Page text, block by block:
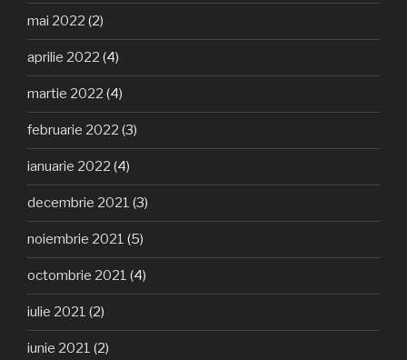
mai 2022 (2)
aprilie 2022 (4)
martie 2022 (4)
februarie 2022 (3)
ianuarie 2022 (4)
decembrie 2021 (3)
noiembrie 2021 (5)
octombrie 2021 (4)
iulie 2021 (2)
iunie 2021 (2)